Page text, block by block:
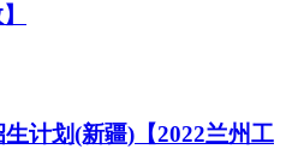
计划(新疆)【2022兰州工